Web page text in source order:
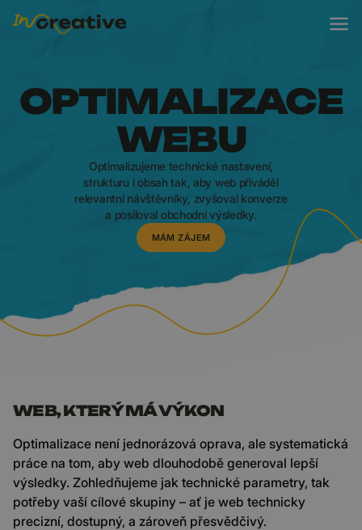
OPTIMALIZACE
WEBU
Optimalizujeme technické nastavení,
strukturu i obsah tak, aby web přiváděl
relevantní návštěvníky, zvyšoval konverze
a posiloval obchodní výsledky.
MÁM ZÁJEM
WEB, KTERÝ MÁ VÝKON
Optimalizace není jednorázová oprava, ale systematická
práce na tom, aby web dlouhodobě generoval lepší
výsledky. Zohledňujeme jak technické parametry, tak
potřeby vaší cílové skupiny – ať je web technicky
precizní, dostupný, a zároveň přesvědčivý.